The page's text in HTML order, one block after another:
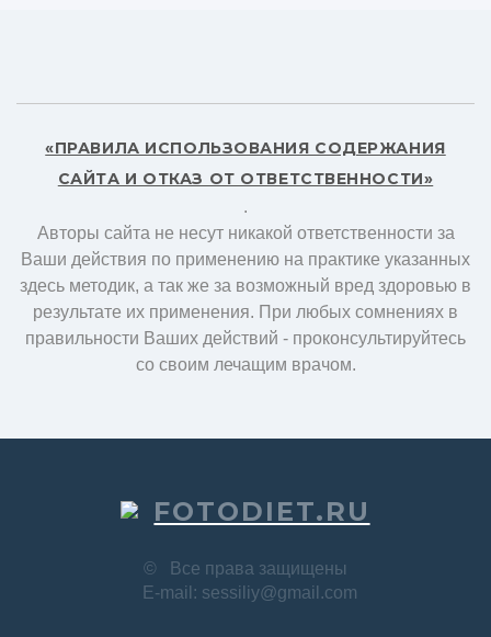
«ПРАВИЛА ИСПОЛЬЗОВАНИЯ СОДЕРЖАНИЯ
САЙТА И ОТКАЗ ОТ ОТВЕТСТВЕННОСТИ»
.
Авторы сайта не несут никакой ответственности за
Ваши действия по применению на практике указанных
здесь методик, а так же за возможный вред здоровью в
результате их применения. При любых сомнениях в
правильности Ваших действий - проконсультируйтесь
со своим лечащим врачом.
FOTODIET.RU
©
Все права защищены
E-mail: sessiliy@gmail.com